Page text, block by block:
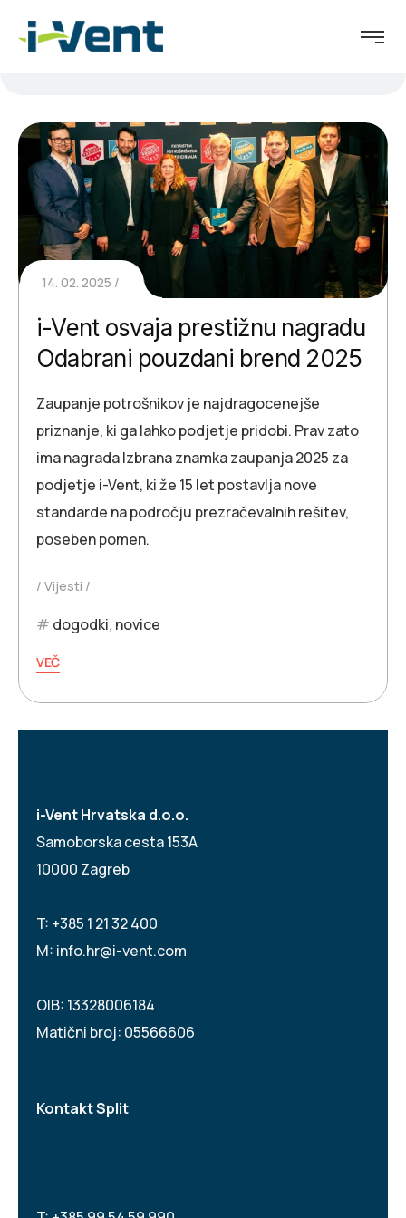
14. 02. 2025
i-Vent osvaja prestižnu nagradu
Odabrani pouzdani brend 2025
Zaupanje potrošnikov je najdragocenejše
priznanje, ki ga lahko podjetje pridobi. Prav zato
ima nagrada Izbrana znamka zaupanja 2025 za
podjetje i-Vent, ki že 15 let postavlja nove
standarde na področju prezračevalnih rešitev,
poseben pomen.
Vijesti
dogodki, novice
VEČ
i-Vent Hrvatska d.o.o.
Samoborska cesta 153A
10000 Zagreb
T: +385 1 21 32 400
M: info.hr@i-vent.com
OIB: 13328006184
Matični broj: 05566606
Kontakt Split